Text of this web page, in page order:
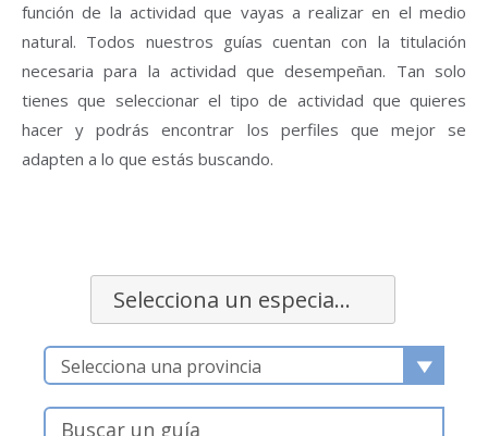
función de la actividad que vayas a realizar en el medio
natural. Todos nuestros guías cuentan con la titulación
necesaria para la actividad que desempeñan. Tan solo
tienes que seleccionar el tipo de actividad que quieres
hacer y podrás encontrar los perfiles que mejor se
adapten a lo que estás buscando.
Selecciona un especialidad
Selecciona una provincia